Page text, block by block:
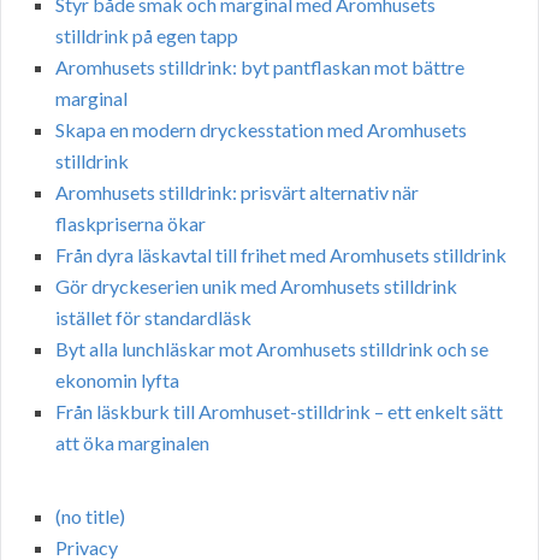
stilldrink på egen tapp
Aromhusets stilldrink: byt pantflaskan mot bättre
marginal
Skapa en modern dryckesstation med Aromhusets
stilldrink
Aromhusets stilldrink: prisvärt alternativ när
flaskpriserna ökar
Från dyra läskavtal till frihet med Aromhusets stilldrink
Gör dryckeserien unik med Aromhusets stilldrink
istället för standardläsk
Byt alla lunchläskar mot Aromhusets stilldrink och se
ekonomin lyfta
Från läskburk till Aromhuset-stilldrink – ett enkelt sätt
att öka marginalen
(no title)
Privacy